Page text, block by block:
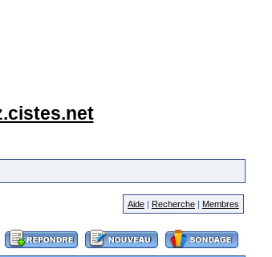
Aide | Recherche | Membres